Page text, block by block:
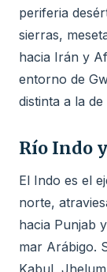
periferia
sierras,
hacia Irán y
entorno de
distinta a la
Río Indo
El Indo es el
norte,
hacia Punjab
mar Arábigo.